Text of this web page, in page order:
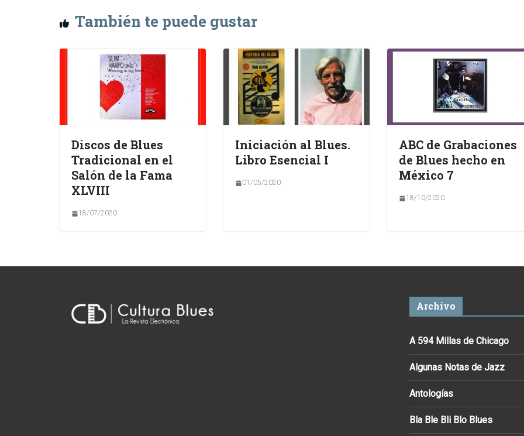
También te puede gustar
Discos de Blues
Tradicional en el
Salón de la Fama
XLVIII
18/07/2020
Iniciación al Blues.
Libro Esencial I
01/05/2020
ABC de Grabaciones
de Blues hecho en
México 7
18/10/2020
Archivo
A 594 Millas de Chicago
Algunas Notas de Jazz
Antologías
Bla Ble Bli Blo Blues